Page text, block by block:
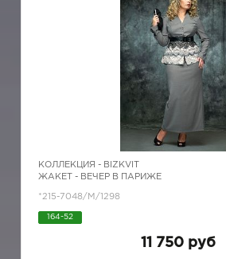
КОЛЛЕКЦИЯ - BIZKVIT
ЖАКЕТ - ВЕЧЕР В ПАРИЖЕ
*215-7048/M/1298
164-52
11 750 руб